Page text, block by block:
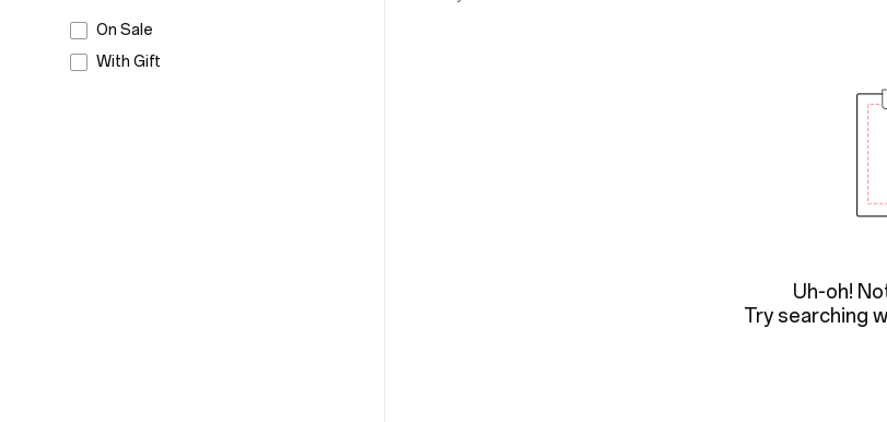
On Sale
With Gift
Uh-oh!
Try searching